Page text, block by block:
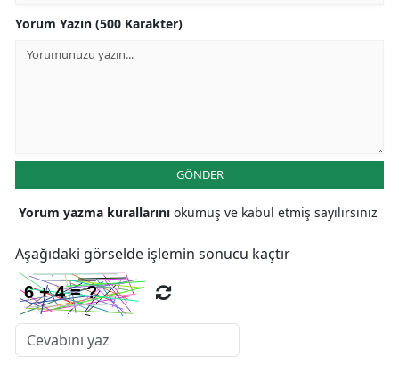
Kahramanmaraş
Mardin
Niğde
Yorum Yazın (500 Karakter)
GÖNDER
Yorum yazma kurallarını okumuş ve kabul etmiş sayılırsınız
Aşağıdaki görselde işlemin sonucu kaçtır